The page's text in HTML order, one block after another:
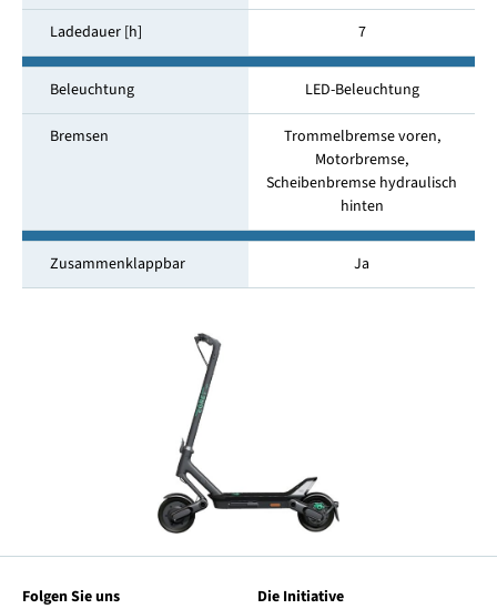
Ladedauer [h] 7
Beleuchtung LED-Beleuchtung
Bremsen
Trommelbremse voren,
Motorbremse,
Scheibenbremse hydraulisch
hinten
Zusammenklappbar Ja
Folgen Sie uns
Die Initiative